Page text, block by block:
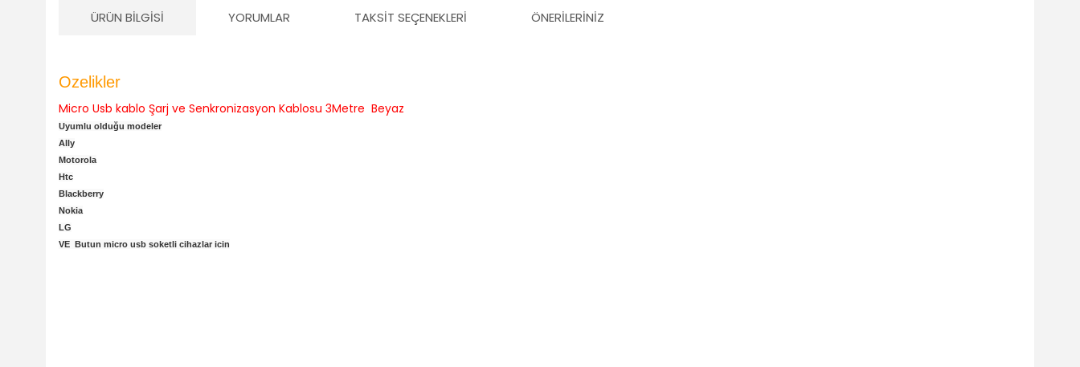
ÜRÜN BILGISI YORUMLAR TAKSIT SEÇENEKLERI ÖNERILERINIZ
Ozelikler
Micro Usb kablo Şarj ve Senkronizasyon Kablosu 3Metre Beyaz
Uyumlu olduğu modeler
Ally
Motorola
Htc
Blackberry
Nokia
LG
VE Butun micro usb soketli cihazlar icin